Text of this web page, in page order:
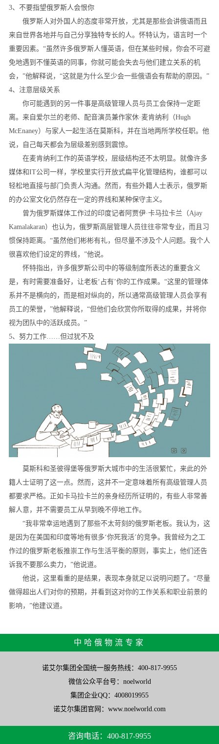
3、不要指望俄罗斯人会恨你
俄罗斯人对外国人的态度非常开放，尤其是那些会讲俄语而且
来自世界各地并与自己分享独特专长的人。怀特认为，语言时一个
重要因素。“虽然许多俄罗斯人懂英语，但在某些时候，你会不可避
免地遇到不懂英语的同事，你就可能会失去与他们建立关系的机
会，”他解释说，“这就是为什么至少会一些俄语会有帮助的原因。”
4、注意层级关系
你可能遇到的另一件事是高级管理人员与员工会保持一定距
离。来自爱尔兰的老师、配音演员兼作家休·麦肯纳利（Hugh
McEnaney）与家人一起生活在莫斯科，并在当地两所学校任职。他
说，自己每天都会为层级差别感到震惊。
在麦肯纳利工作的英语学校，层级结构还不太明显。就像许多
媒体和IT公司一样，学校里实行开放式扁平化管理结构，谁都可以
轻松地直接与部门负责人沟通。然而，有些外籍人士表示，俄罗斯
的办公室文化仍然存在一定的界线和某种保守主义。
曾为俄罗斯媒体工作过的印度记者阿贾伊·卡马拉卡兰（Ajay
Kamalakaran）也认为，俄罗斯高层管理人员往往非常专业，而且习
惯保持距离。“虽然他们彬彬有礼，但尽量不涉及个人问题。我个人
很喜欢他们设定的界线，”他说。
怀特指出，许多俄罗斯公司中的等级制度所表达的重要含义
是，有时需要准备好，让老板‘占有’你的工作成果。“这里的管理体
系并不是横向的，而是相对纵向的，所以通常高级管理人员会享有
员工的荣誉，”他解释说，“但他们会欣赏你所取得的成果，并将你
视为团队中的活跃成员。”
5、努力工作……但过犹不及
莫斯科和圣彼得堡等俄罗斯大城市中的生活很繁忙，来此的外
籍人士证明了这一点。然而，这并不一定意味着所有高级管理人员
都要求严格。正如卡马拉卡兰的亲身经历所证明的，有些人非常善
解人意，并不需要员工从早到晚不停地工作。
“我非常幸运地遇到了那些不太苛刻的俄罗斯老板。我认为，这
是因为在美国和印度等地有很多‘你死我活’的竞争。我曾经为之工
作过的俄罗斯老板推崇工作与生活平衡的原则，事实上，他们还告
诉我不要那么卖力，”他说道。
他说，这里看重的是结果，表现本身就足以说明问题了。“尽量
做得超出人们对你的预期，并看到这对你的工作关系和职业前景的
影响，”他建议道。
中哈俄物流专家
诺艾尔集团全国统一服务热线：400-817-9955
微信公众平台号：noelworld
集团企业QQ：4008019955
诺艾尔集团官网：www.noelworld.com
咨询电话：400-817-9955